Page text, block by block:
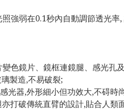
強弱在0.1秒內自動調節透光
色鏡片、鏡框連鏡腿、感光孔
製造,不易破裂;
光器,外形細小但功效大,不碍時
打破傳統直臂的設計,貼合人